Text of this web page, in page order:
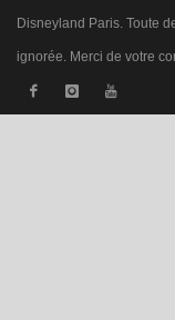
Disneyland Paris. Toute
ignorée. Merci de votre